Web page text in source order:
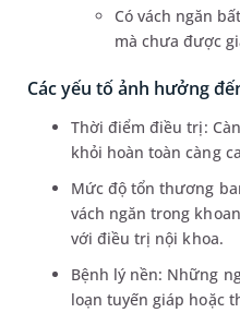
Có vách ngăn
mà chưa được
Các yếu tố ảnh hưởng
Thời điểm điều trị:
khỏi hoàn toàn càng
Mức độ tổn thương
vách ngăn trong
với điều trị nội khoa.
Bệnh lý nền: Những
loạn tuyến giáp hoặc